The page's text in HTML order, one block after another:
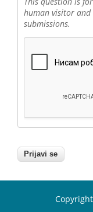
human visitor
submissions.